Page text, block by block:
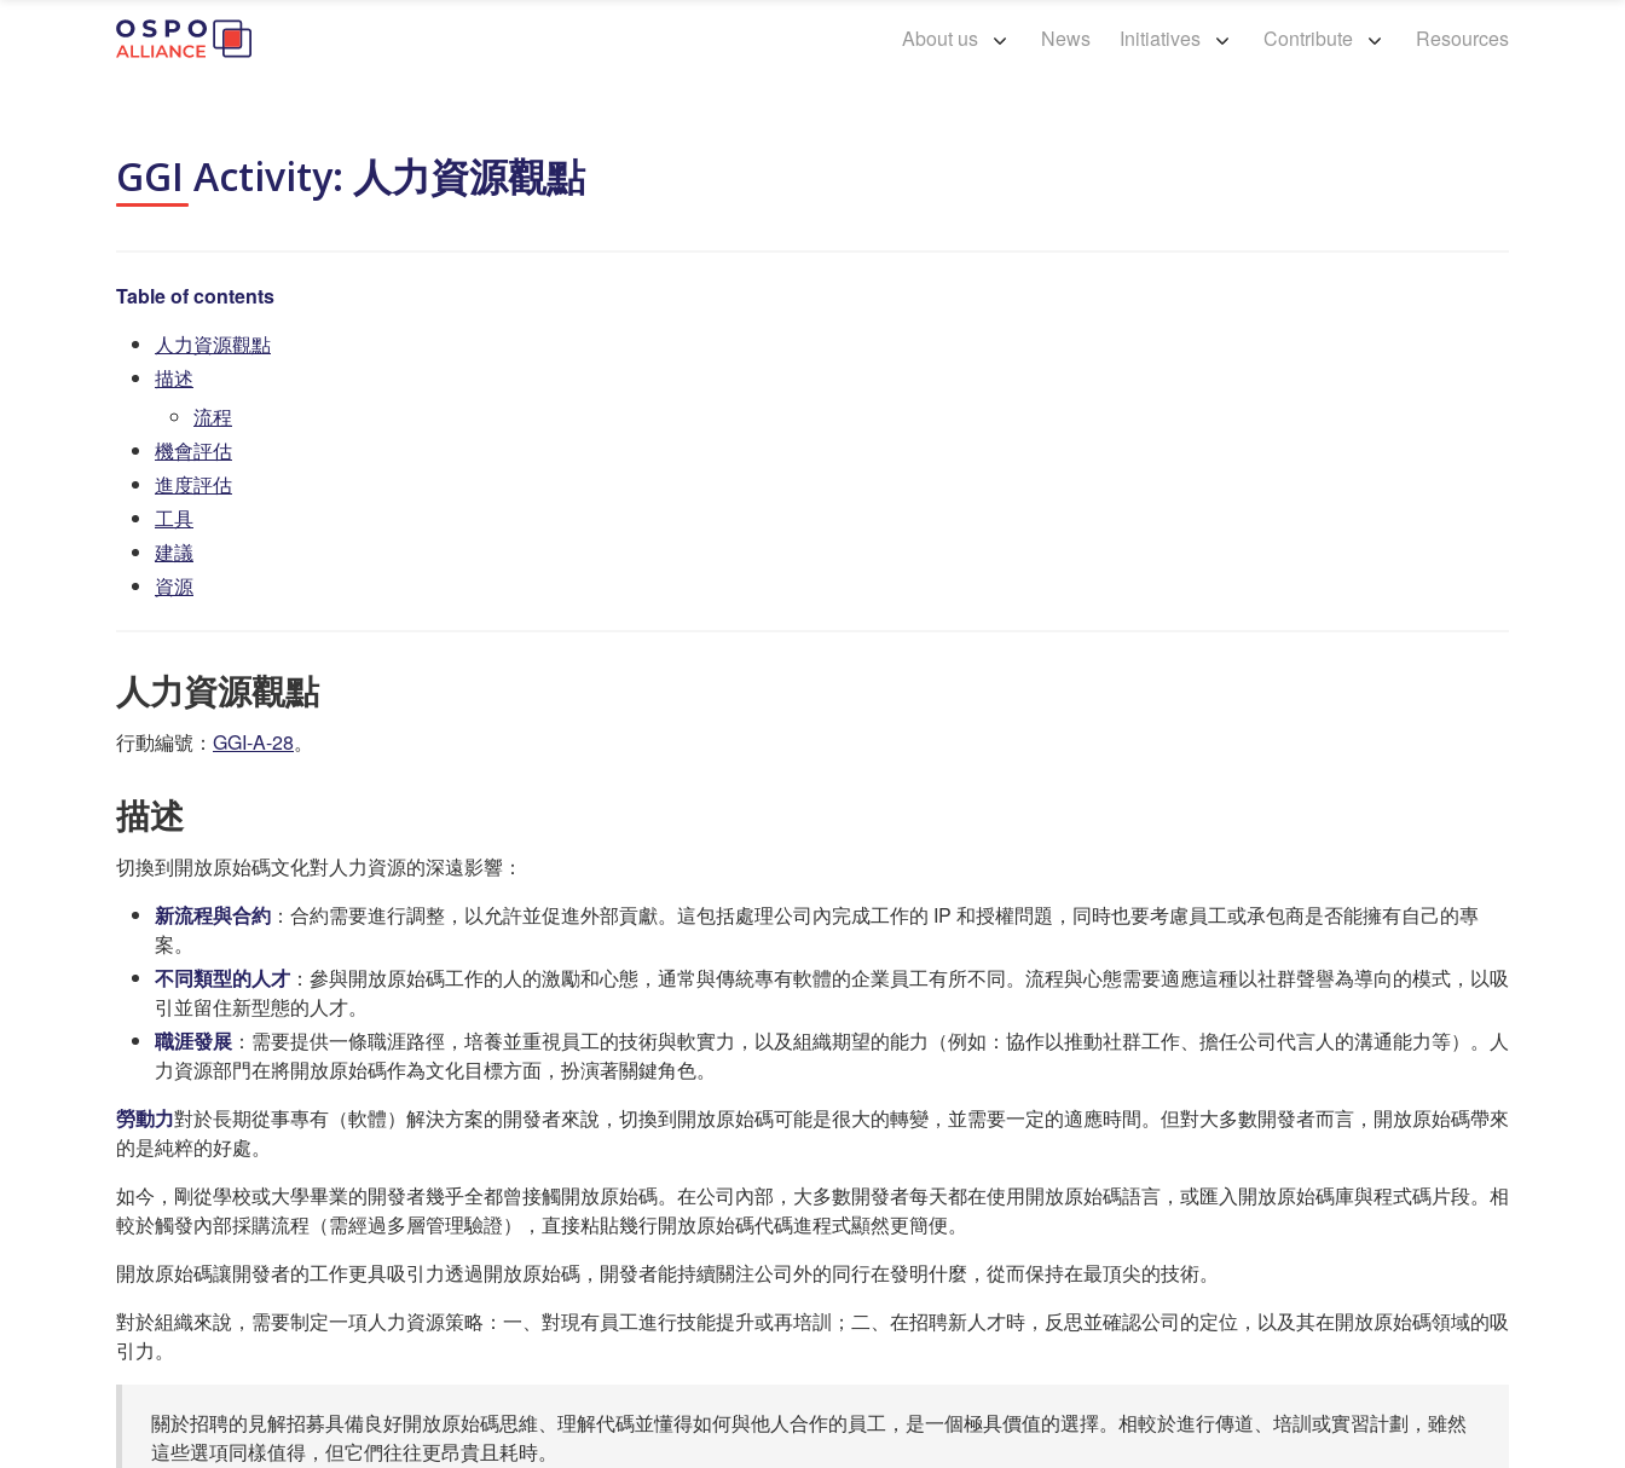
About us News Initiatives Contribute Resources
GGI Activity: 人力資源觀點
Table of contents
人力資源觀點
描述
流程
機會評估
進度評估
工具
建議
資源
人力資源觀點
行動編號： GGI-A-28。
描述
切換到開放原始碼文化對人力資源的深遠影響：
新流程與合約 ：合約需要進行調整，以允許並促進外部貢獻。這包括處理公司內完成工作的 IP 和授權問題，同時也要考慮員工或承包商是否能擁有自己的專
案。
不同類型的人才 ：參與開放原始碼工作的人的激勵和心態，通常與傳統專有軟體的企業員工有所不同。流程與心態需要適應這種以社群聲譽為導向的模式，以吸
引並留住新型態的人才。
職涯發展 ：需要提供一條職涯路徑，培養並重視員工的技術與軟實力，以及組織期望的能力（例如：協作以推動社群工作、擔任公司代言人的溝通能力等）。人
力資源部門在將開放原始碼作為文化目標方面，扮演著關鍵角色。
勞動力對於長期從事專有（軟體）解決方案的開發者來說，切換到開放原始碼可能是很大的轉變，並需要一定的適應時間。但對大多數開發者而言，開放原始碼帶來
的是純粹的好處。
如今，剛從學校或大學畢業的開發者幾乎全都曾接觸開放原始碼。在公司內部，大多數開發者每天都在使用開放原始碼語言，或匯入開放原始碼庫與程式碼片段。相
較於觸發內部採購流程（需經過多層管理驗證），直接粘貼幾行開放原始碼代碼進程式顯然更簡便。
開放原始碼讓開發者的工作更具吸引力透過開放原始碼，開發者能持續關注公司外的同行在發明什麼，從而保持在最頂尖的技術。
對於組織來說，需要制定一項人力資源策略：一、對現有員工進行技能提升或再培訓；二、在招聘新人才時，反思並確認公司的定位，以及其在開放原始碼領域的吸
引力。
關於招聘的見解招募具備良好開放原始碼思維、理解代碼並懂得如何與他人合作的員工，是一個極具價值的選擇。相較於進行傳道、培訓或實習計劃，雖然
這些選項同樣值得，但它們往往更昂貴且耗時。